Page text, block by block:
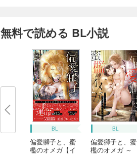
無料で読める BL小説
BL
偏愛獅子と、蜜
檻のオメガ【イ
BL
偏愛獅子と、蜜
檻のオメガ ～